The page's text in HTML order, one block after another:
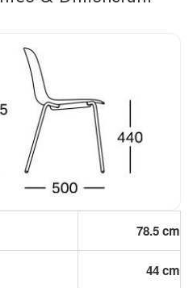
78.5 cm
44 cm